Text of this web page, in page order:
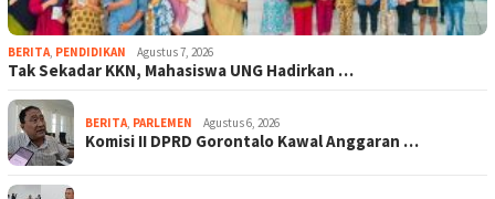
BERITA, PENDIDIKAN Agustus 7, 2026
Tak Sekadar KKN, Mahasiswa UNG Hadirkan …
BERITA, PARLEMEN Agustus 6, 2026
Komisi II DPRD Gorontalo Kawal Anggaran …